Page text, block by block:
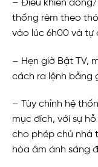
– Điều khiển
thống rèm theo
vào lúc 6h00 và tự
– Hẹn giờ Bật TV,
cách ra lệnh bằng
– Tùy chỉnh hệ
mục đích, với sự
cho phép chủ nhà
hòa âm ánh sáng